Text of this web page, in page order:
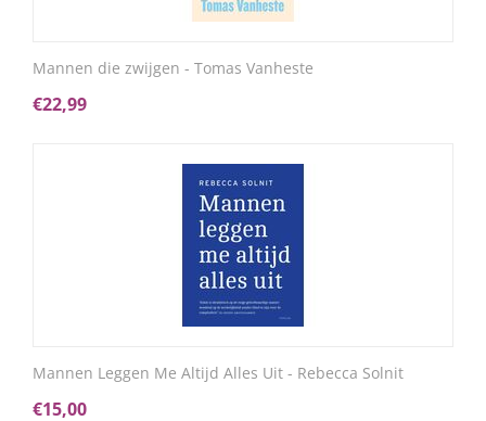
Mannen die zwijgen - Tomas Vanheste
€22,99
Mannen Leggen Me Altijd Alles Uit - Rebecca Solnit
€15,00